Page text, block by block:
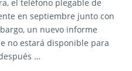
el teléfono plegable de
en septiembre junto con
un nuevo informe
no estará disponible para
…